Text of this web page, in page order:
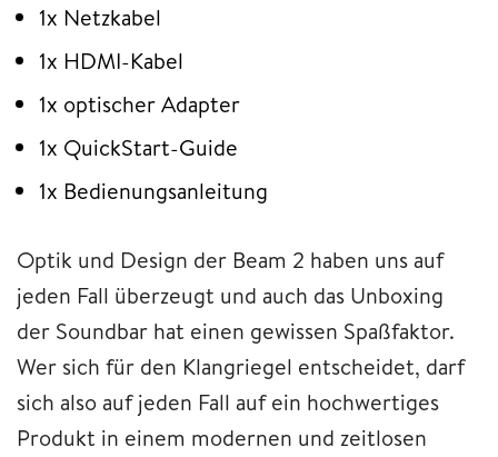
1x Netzkabel
1x HDMI-Kabel
1x optischer Adapter
1x QuickStart-Guide
1x Bedienungsanleitung
Optik und Design der Beam 2 haben uns auf
jeden Fall überzeugt und auch das Unboxing
der Soundbar hat einen gewissen Spaßfaktor.
Wer sich für den Klangriegel entscheidet, darf
sich also auf jeden Fall auf ein hochwertiges
Produkt in einem modernen und zeitlosen